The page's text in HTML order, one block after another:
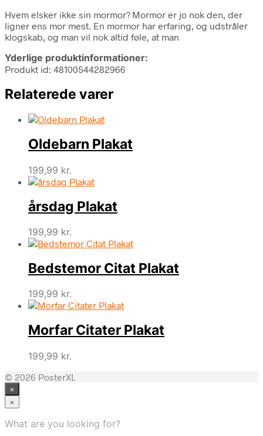
Hvem elsker ikke sin mormor? Mormor er jo nok den, der
ligner ens mor mest. En mormor har erfaring, og udstråler
klogskab, og man vil nok altid føle, at man
Yderlige produktinformationer:
Produkt id: 48100544282966
Relaterede varer
Oldebarn Plakat
199,99 kr.
årsdag Plakat
199,99 kr.
Bedstemor Citat Plakat
199,99 kr.
Morfar Citater Plakat
199,99 kr.
© 2026 PosterXL
×
×
What are you looking for?